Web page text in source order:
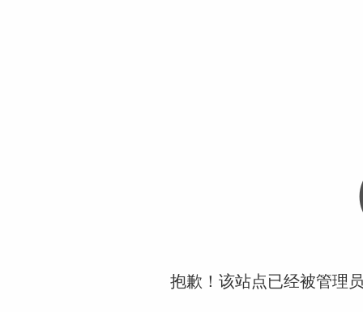
抱歉！该站点已经被管理